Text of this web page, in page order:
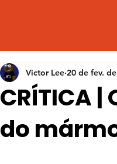
CRÍTICA
do
Victor Lee 20 de fev.